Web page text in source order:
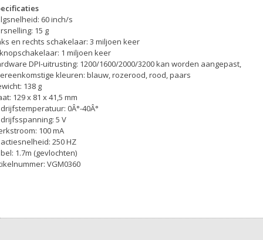
60 inch/s
15 g
en rechts schakelaar: 3 miljoen keer
1 miljoen keer
DPI-uitrusting: 1200/1600/2000/3200 kan worden aangepast,
kleuren: blauw, rozerood, rood, paars
138 g
129 x 81 x 41,5 mm
0Â°-40Â°
5 V
100 mA
250 HZ
1.7m (gevlochten)
VGM0360